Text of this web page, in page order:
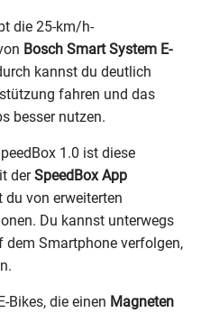
die 25-km/h-
Bosch Smart System E-
kannst du deutlich
fahren und das
besser nutzen.
1.0 ist diese
derSpeedBox App
von erweiterten
Du kannst unterwegs
Smartphone verfolgen,
Bikes, die einen Magneten